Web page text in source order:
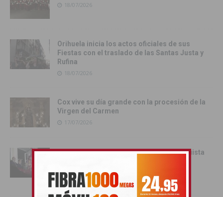
18/07/2026
Orihuela inicia los actos oficiales de sus
Fiestas con el traslado de las Santas Justa y
Rufina
18/07/2026
Cox vive su día grande con la procesión de la
Virgen del Carmen
17/07/2026
Orihuela inicia sus Fiestas de la Reconquista
17/07/2026